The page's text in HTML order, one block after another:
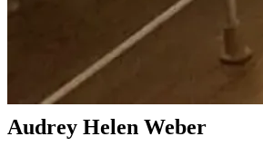
Audrey Helen Weber